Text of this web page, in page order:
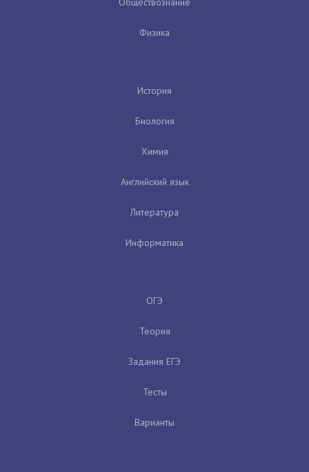
Физика
История
Биология
Химия
Английский язык
Литература
Информатика
ОГЭ
Теория
Задания ЕГЭ
Тесты
Варианты